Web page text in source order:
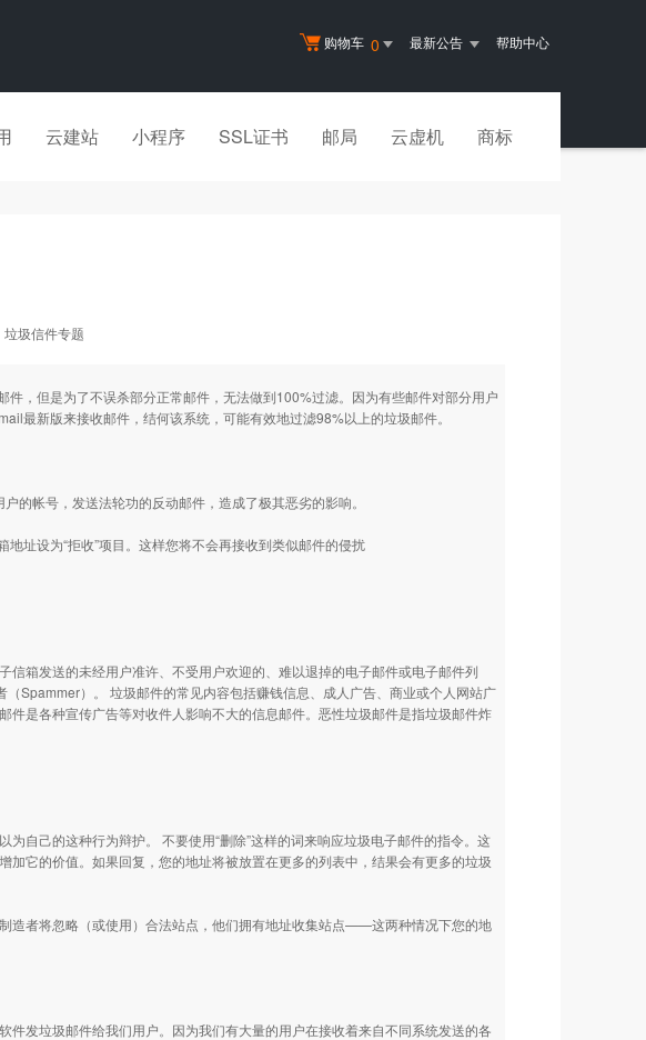
购物车 0 最新公告 帮助中心
云建站 小程序 SSL证书 邮局 云虚机 商标
垃圾信件专题
但是为了不误杀部分正常邮件，无法做到100%过滤。因为有些邮件对部分用户
最新版来接收邮件，结何该系统，可能有效地过滤98%以上的垃圾邮件。
的帐号，发送法轮功的反动邮件，造成了极其恶劣的影响。
址设为“拒收”项目。这样您将不会再接收到类似邮件的侵扰
箱发送的未经用户准许、不受用户欢迎的、难以退掉的电子邮件或电子邮件列
Spammer）。 垃圾邮件的常见内容包括赚钱信息、成人广告、商业或个人网站广
是各种宣传广告等对收件人影响不大的信息邮件。恶性垃圾邮件是指垃圾邮件炸
自己的这种行为辩护。 不要使用“删除”这样的词来响应垃圾电子邮件的指令。这
它的价值。如果回复，您的地址将被放置在更多的列表中，结果会有更多的垃圾
造者将忽略（或使用）合法站点，他们拥有地址收集站点——这两种情况下您的地
发垃圾邮件给我们用户。因为我们有大量的用户在接收着来自不同系统发送的各